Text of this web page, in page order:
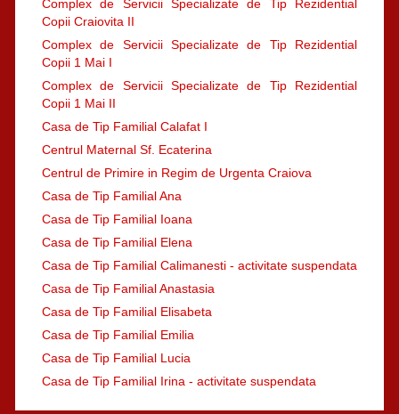
Complex de Servicii Specializate de Tip Rezidential
Copii Craiovita II
Complex de Servicii Specializate de Tip Rezidential
Copii 1 Mai I
Complex de Servicii Specializate de Tip Rezidential
Copii 1 Mai II
Casa de Tip Familial Calafat I
Centrul Maternal Sf. Ecaterina
Centrul de Primire in Regim de Urgenta Craiova
Casa de Tip Familial Ana
Casa de Tip Familial Ioana
Casa de Tip Familial Elena
Casa de Tip Familial Calimanesti - activitate suspendata
Casa de Tip Familial Anastasia
Casa de Tip Familial Elisabeta
Casa de Tip Familial Emilia
Casa de Tip Familial Lucia
Casa de Tip Familial Irina - activitate suspendata